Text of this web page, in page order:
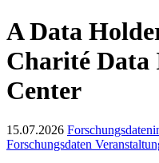
A Data
Charité
Center
15.07.2026
Forschungsdaten